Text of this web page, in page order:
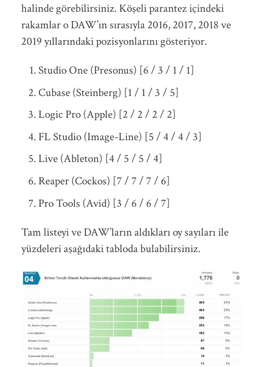
halinde görebilirsiniz. Köşeli parantez içindeki
rakamlar o DAW’ın sırasıyla 2016, 2017, 2018 ve
2019 yıllarındaki pozisyonlarını gösteriyor.
Studio One (Presonus) [6 / 3 / 1 / 1]
Cubase (Steinberg) [1 / 1 / 3 / 5]
Logic Pro (Apple) [2 / 2 / 2 / 2]
FL Studio (Image-Line) [5 / 4 / 4 / 3]
Live (Ableton) [4 / 5 / 5 / 4]
Reaper (Cockos) [7 / 7 / 7 / 6]
Pro Tools (Avid) [3 / 6 / 6 / 7]
Tam listeyi ve DAW’ların aldıkları oy sayıları ile
yüzdeleri aşağıdaki tabloda bulabilirsiniz.